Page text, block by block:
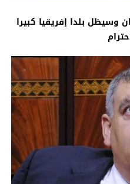
بلدا إفريقيا كبيرا